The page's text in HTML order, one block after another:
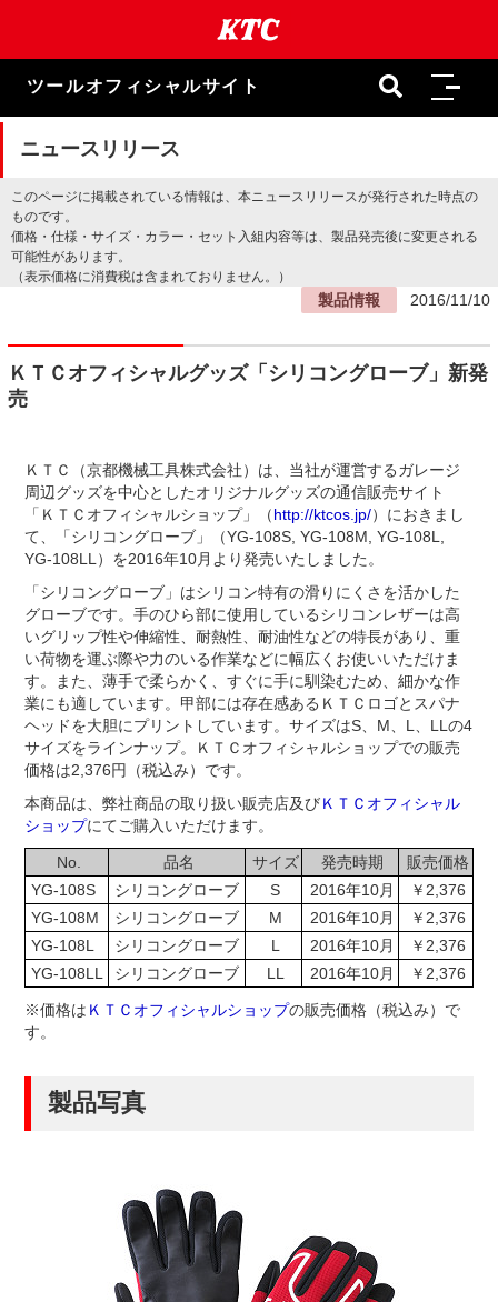
ま
キ
ツールオフィシャルサイト
ニュースリリース
このページに掲載されている情報は、本ニュースリリースが発行された時点の
ものです。
価格・仕様・サイズ・カラー・セット入組内容等は、製品発売後に変更される
可能性があります。
（表示価格に消費税は含まれておりません。）
製品情報 2016/11/10
ＫＴＣオフィシャルグッズ「シリコングローブ」新発
売
ＫＴＣ（京都機械工具株式会社）は、当社が運営するガレージ
周辺グッズを中心としたオリジナルグッズの通信販売サイト
「ＫＴＣオフィシャルショップ」（http://ktcos.jp/）におきまし
て、「シリコングローブ」（YG-108S, YG-108M, YG-108L,
YG-108LL）を2016年10月より発売いたしました。
「シリコングローブ」はシリコン特有の滑りにくさを活かした
グローブです。手のひら部に使用しているシリコンレザーは高
いグリップ性や伸縮性、耐熱性、耐油性などの特長があり、重
い荷物を運ぶ際や力のいる作業などに幅広くお使いいただけま
す。また、薄手で柔らかく、すぐに手に馴染むため、細かな作
業にも適しています。甲部には存在感あるＫＴＣロゴとスパナ
ヘッドを大胆にプリントしています。サイズはS、M、L、LLの4
サイズをラインナップ。ＫＴＣオフィシャルショップでの販売
価格は2,376円（税込み）です。
本商品は、弊社商品の取り扱い販売店及びＫＴＣオフィシャル
ショップにてご購入いただけます。
No. 品名 サイズ 発売時期
販売価格
YG-108S
シリコングローブ S 2016年10月
￥2,376
YG-108M
シリコングローブ M 2016年10月
￥2,376
YG-108L
シリコングローブ L 2016年10月
￥2,376
YG-108LL
シリコングローブ LL 2016年10月 ￥2,376
※価格は ＫＴＣオフィシャルショップの販売価格（税込み）で
す。
製品写真